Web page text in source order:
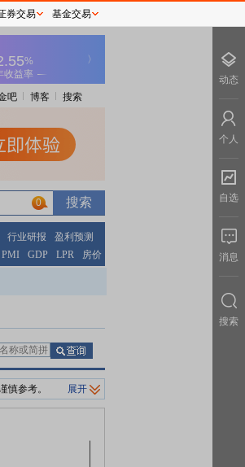
吧 博客 搜索
0
行业研报
盈利预测
PMI GDP LPR 房价
慎参考。
展开
券交易 基金交易
动态
个人
自选
消息
搜索